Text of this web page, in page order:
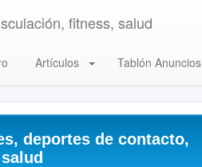
fitness, salud
Artículos Tablón Anuncios
deportes de contacto,